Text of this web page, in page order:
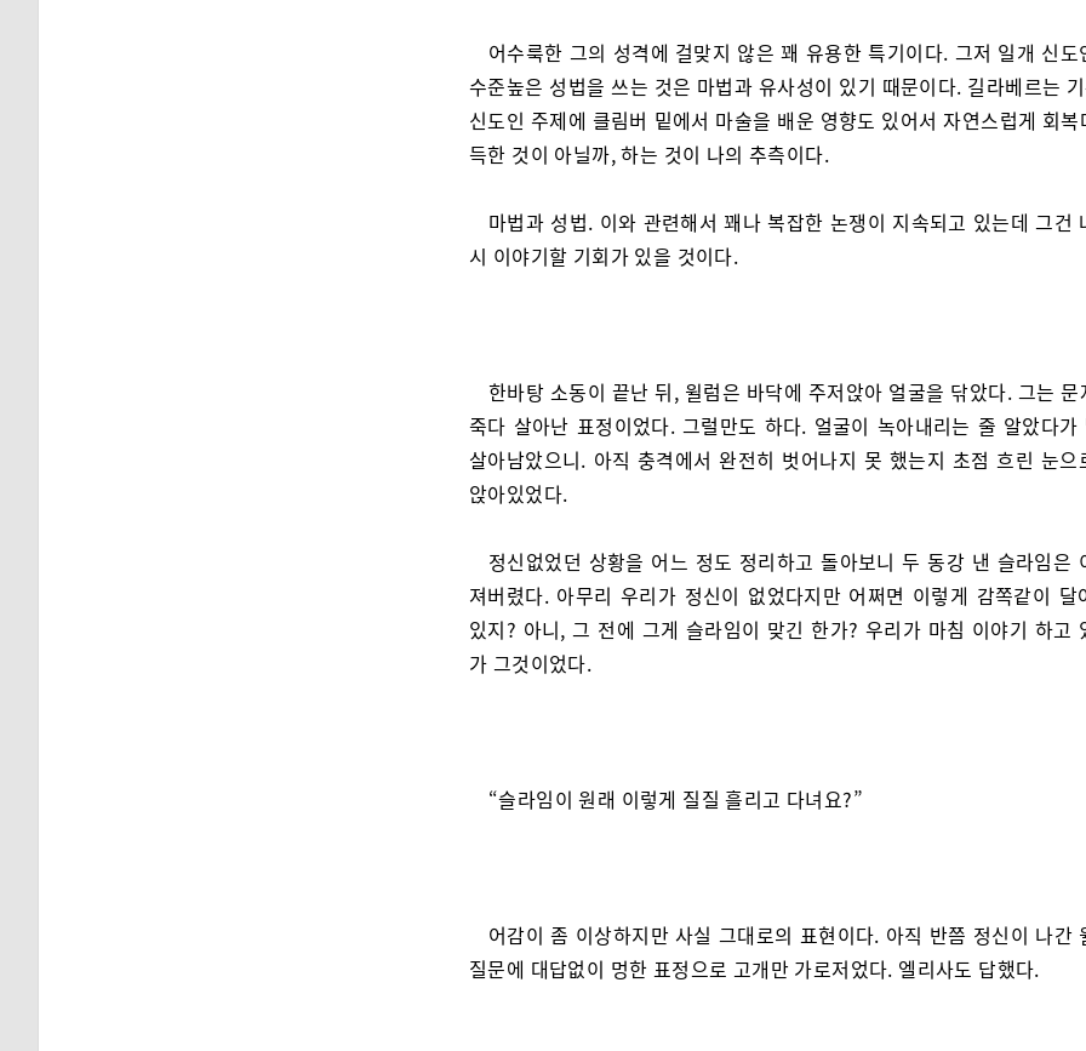
어수룩한 그의 성격에 걸맞지 않은 꽤 유용한 특기이다. 그저 일개 신도
수준높은 성법을 쓰는 것은 마법과 유사성이 있기 때문이다. 길라베르는
신도인 주제에 클림버 밑에서 마술을 배운 영향도 있어서 자연스럽게 회복
득한 것이 아닐까, 하는 것이 나의 추측이다.
마법과 성법. 이와 관련해서 꽤나 복잡한 논쟁이 지속되고 있는데 그건
시 이야기할 기회가 있을 것이다.
한바탕 소동이 끝난 뒤, 윌럼은 바닥에 주저앉아 얼굴을 닦았다. 그는 문
죽다 살아난 표정이었다. 그럴만도 하다. 얼굴이 녹아내리는 줄 알았다가
살아남았으니. 아직 충격에서 완전히 벗어나지 못 했는지 초점 흐린 눈으
앉아있었다.
정신없었던 상황을 어느 정도 정리하고 돌아보니 두 동강 낸 슬라임은
져버렸다. 아무리 우리가 정신이 없었다지만 어쩌면 이렇게 감쪽같이 달
있지? 아니, 그 전에 그게 슬라임이 맞긴 한가? 우리가 마침 이야기 하고
가 그것이었다.
“슬라임이 원래 이렇게 질질 흘리고 다녀요?”
어감이 좀 이상하지만 사실 그대로의 표현이다. 아직 반쯤 정신이 나간
질문에 대답없이 멍한 표정으로 고개만 가로저었다. 엘리사도 답했다.